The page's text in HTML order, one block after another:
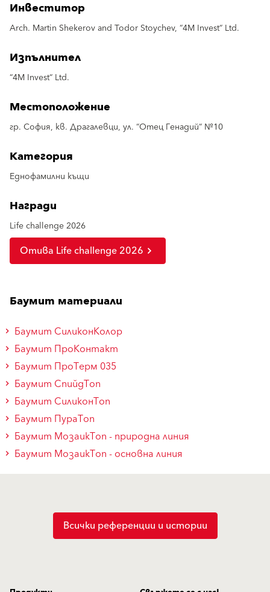
Инвеститор
Arch. Martin Shekerov and Todor Stoychev, “4M Invest“ Ltd.
Изпълнител
“4M Invest“ Ltd.
Местоположение
гр. София, кв. Драгалевци, ул. “Отец Генадий“ №10
Категория
Еднофамилни къщи
Награди
Life challenge 2026
Отива Life challenge 2026
Баумит материали
Баумит СиликонКолор
Баумит ПроКонтакт
Баумит ПроТерм 035
Баумит СпийдТоп
Баумит СиликонТоп
Баумит ПураТоп
Баумит МозаикТоп - природна линия
Баумит МозаикТоп - основна линия
Всички референции и истории